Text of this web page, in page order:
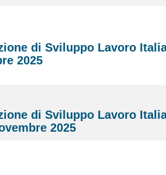
di Sviluppo Lavoro
2025
di Sviluppo Lavoro
2025